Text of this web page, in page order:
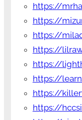
https://
https://
https://
https://
https://
https://
https://
https://